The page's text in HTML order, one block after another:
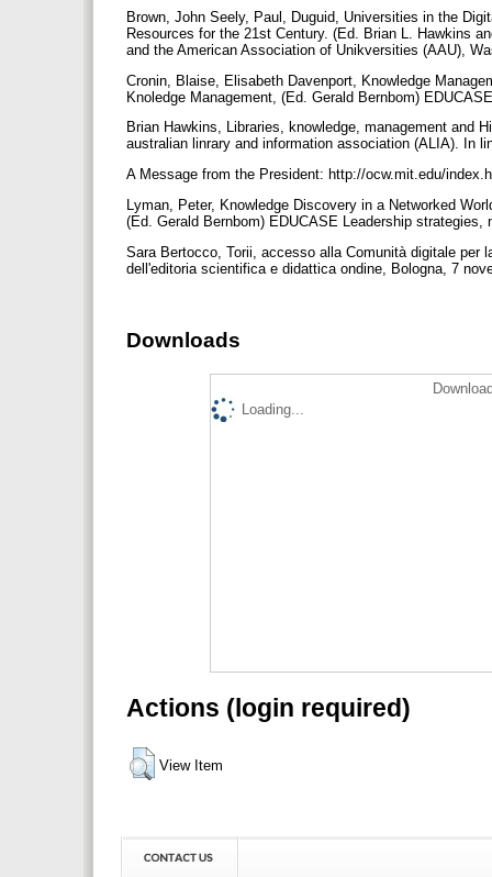
Brown, John Seely, Paul, Duguid, Universities in the
Resources for the 21st Century. (Ed. Brian L. Hawkins
and the American Association of Unikversities (AAU),
Cronin, Blaise, Elisabeth Davenport, Knowledge
Knoledge Management, (Ed. Gerald Bernbom)
Brian Hawkins, Libraries, knowledge, management and
australian linrary and information association (ALIA). In
A Message from the President: http://ocw.mit.edu/
Lyman, Peter, Knowledge Discovery in a Networked
(Ed. Gerald Bernbom) EDUCASE Leadership
Sara Bertocco, Torii, accesso alla Comunità digitale per
dell'editoria scientifica e didattica ondine, Bologna, 7
Downloads
Loading...
Actions (login required)
View Item